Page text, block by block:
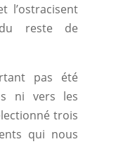
l’ostracisent
reste de
pas été
ni vers les
trois
qui nous